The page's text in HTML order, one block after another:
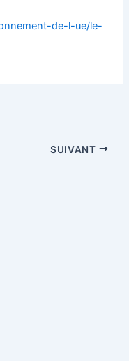
de-l-ue/le-
SUIVANT